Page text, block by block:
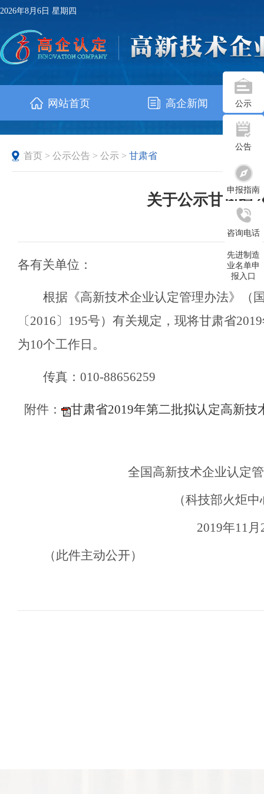
2026年8月6日 星期四
网站首页 高企新闻 公示
公告
申报指南
咨询电话
先进制造
业名单申
报入口
首页 > 公示公告 > 公示 > 甘肃省
关于公示甘肃省
发布
各有关单位 ：
根据《高新技术企业认定管理办法》（
〔2016〕195号）有关规定， 现将甘肃省2019
为10个工作日。
传真： 010-88656259
附件： 甘肃省2019年第二批拟认定高新技
全国高新技术企业认定
（科技部火炬
2019年11 月
（此件主动公开）